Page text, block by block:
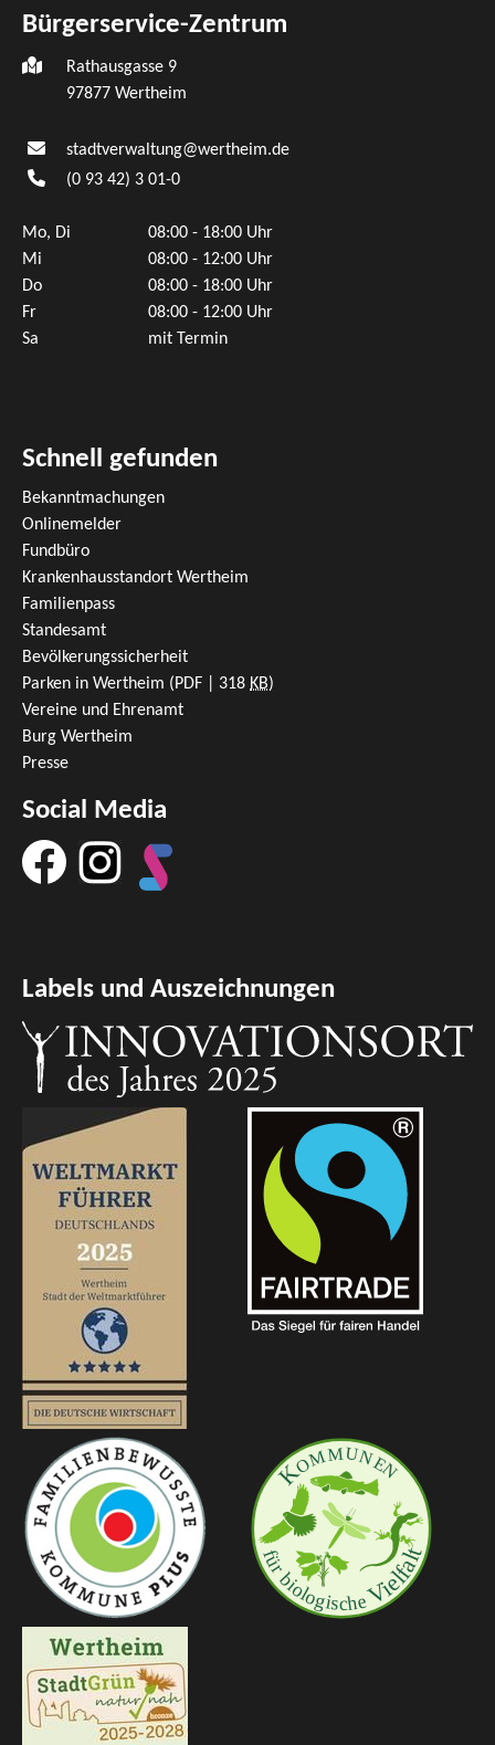
Bürgerservice-Zentrum
Rathausgasse 9
97877 Wertheim
stadtverwaltung@wertheim.de
(0 93 42) 3 01-0
Mo, Di
08:00 - 18:00 Uhr
Mi
08:00 - 12:00 Uhr
Do
08:00 - 18:00 Uhr
Fr
08:00 - 12:00 Uhr
Sa
mit Termin
Schnell gefunden
Bekanntmachungen
Onlinemelder
Fundbüro
Krankenhausstandort Wertheim
Familienpass
Standesamt
Bevölkerungssicherheit
Parken in Wertheim (PDF | 318 KB)
Vereine und Ehrenamt
Burg Wertheim
Presse
Social Media
Labels und Auszeichnungen